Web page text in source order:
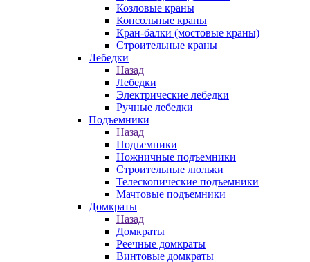
Козловые краны
Консольные краны
Кран-балки (мостовые краны)
Строительные краны
Лебедки
Назад
Лебедки
Электрические лебедки
Ручные лебедки
Подъемники
Назад
Подъемники
Ножничные подъемники
Строительные люльки
Телескопические подъемники
Мачтовые подъемники
Домкраты
Назад
Домкраты
Реечные домкраты
Винтовые домкраты